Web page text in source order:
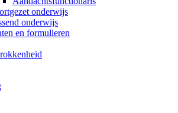
onderwijs
onderwijs
en formulieren